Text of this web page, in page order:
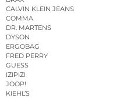
CALVIN KLEIN JEANS
COMMA
DR. MARTENS
DYSON
ERGOBAG
FRED PERRY
GUESS
IZIPIZI
JOOP!
KIEHL’S